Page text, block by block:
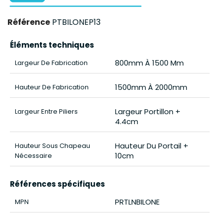
Référence PTBILONEP13
Éléments techniques
Largeur De Fabrication 800mm À 1500 Mm
Hauteur De Fabrication 1500mm À 2000mm
Largeur Entre Piliers
Largeur Portillon +
4.4cm
Hauteur Sous Chapeau
Nécessaire
Hauteur Du Portail +
10cm
Références spécifiques
MPN PRTLNBILONE